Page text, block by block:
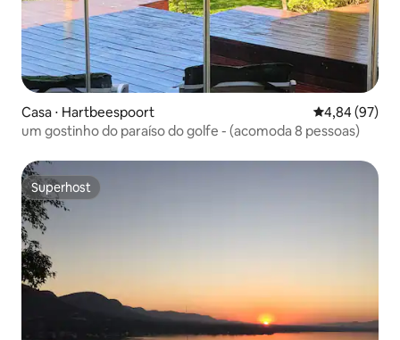
Casa ⋅ Hartbeespoort 4,84 de uma
4,84 (97)
um gostinho do paraíso do golfe - (acomoda 8 pessoas)
Superhost
Superhost